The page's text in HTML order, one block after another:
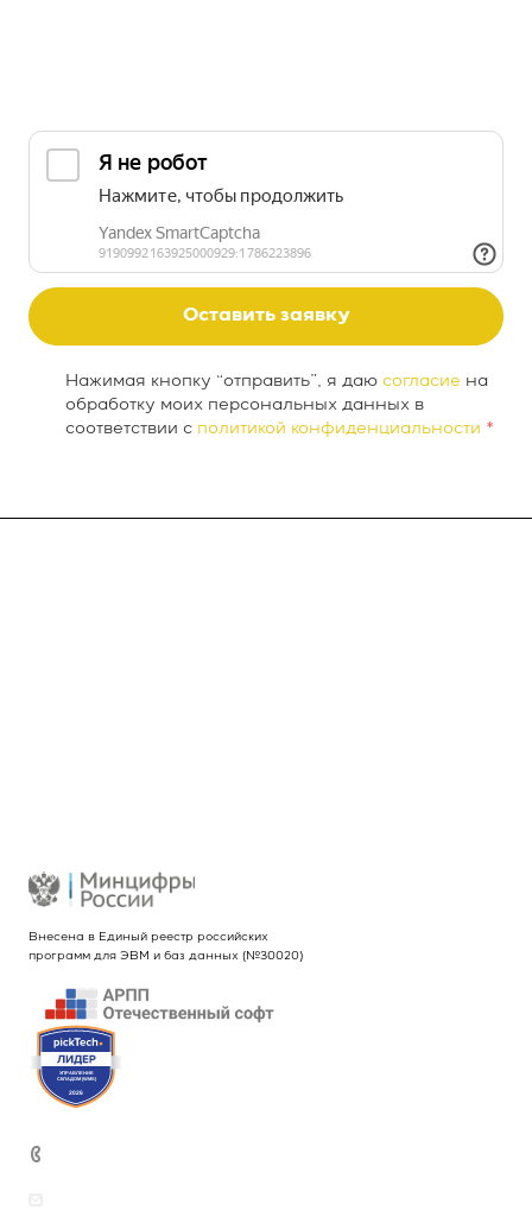
Оставить заявку
Нажимая кнопку “отправить”, я даю согласие на
обработку моих персональных данных в
соответствии с политикой конфиденциальности *
Внесена в Единый реестр российских
программ для ЭВМ и баз данных (№30020)